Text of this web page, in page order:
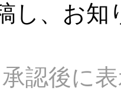
し、お
認後に